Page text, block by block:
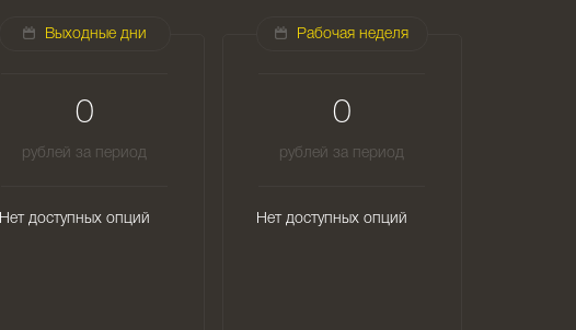
Выходные дни
0
рублей за период
Нет доступных опций
Рабочая неделя
0
рублей за период
Нет доступных опций